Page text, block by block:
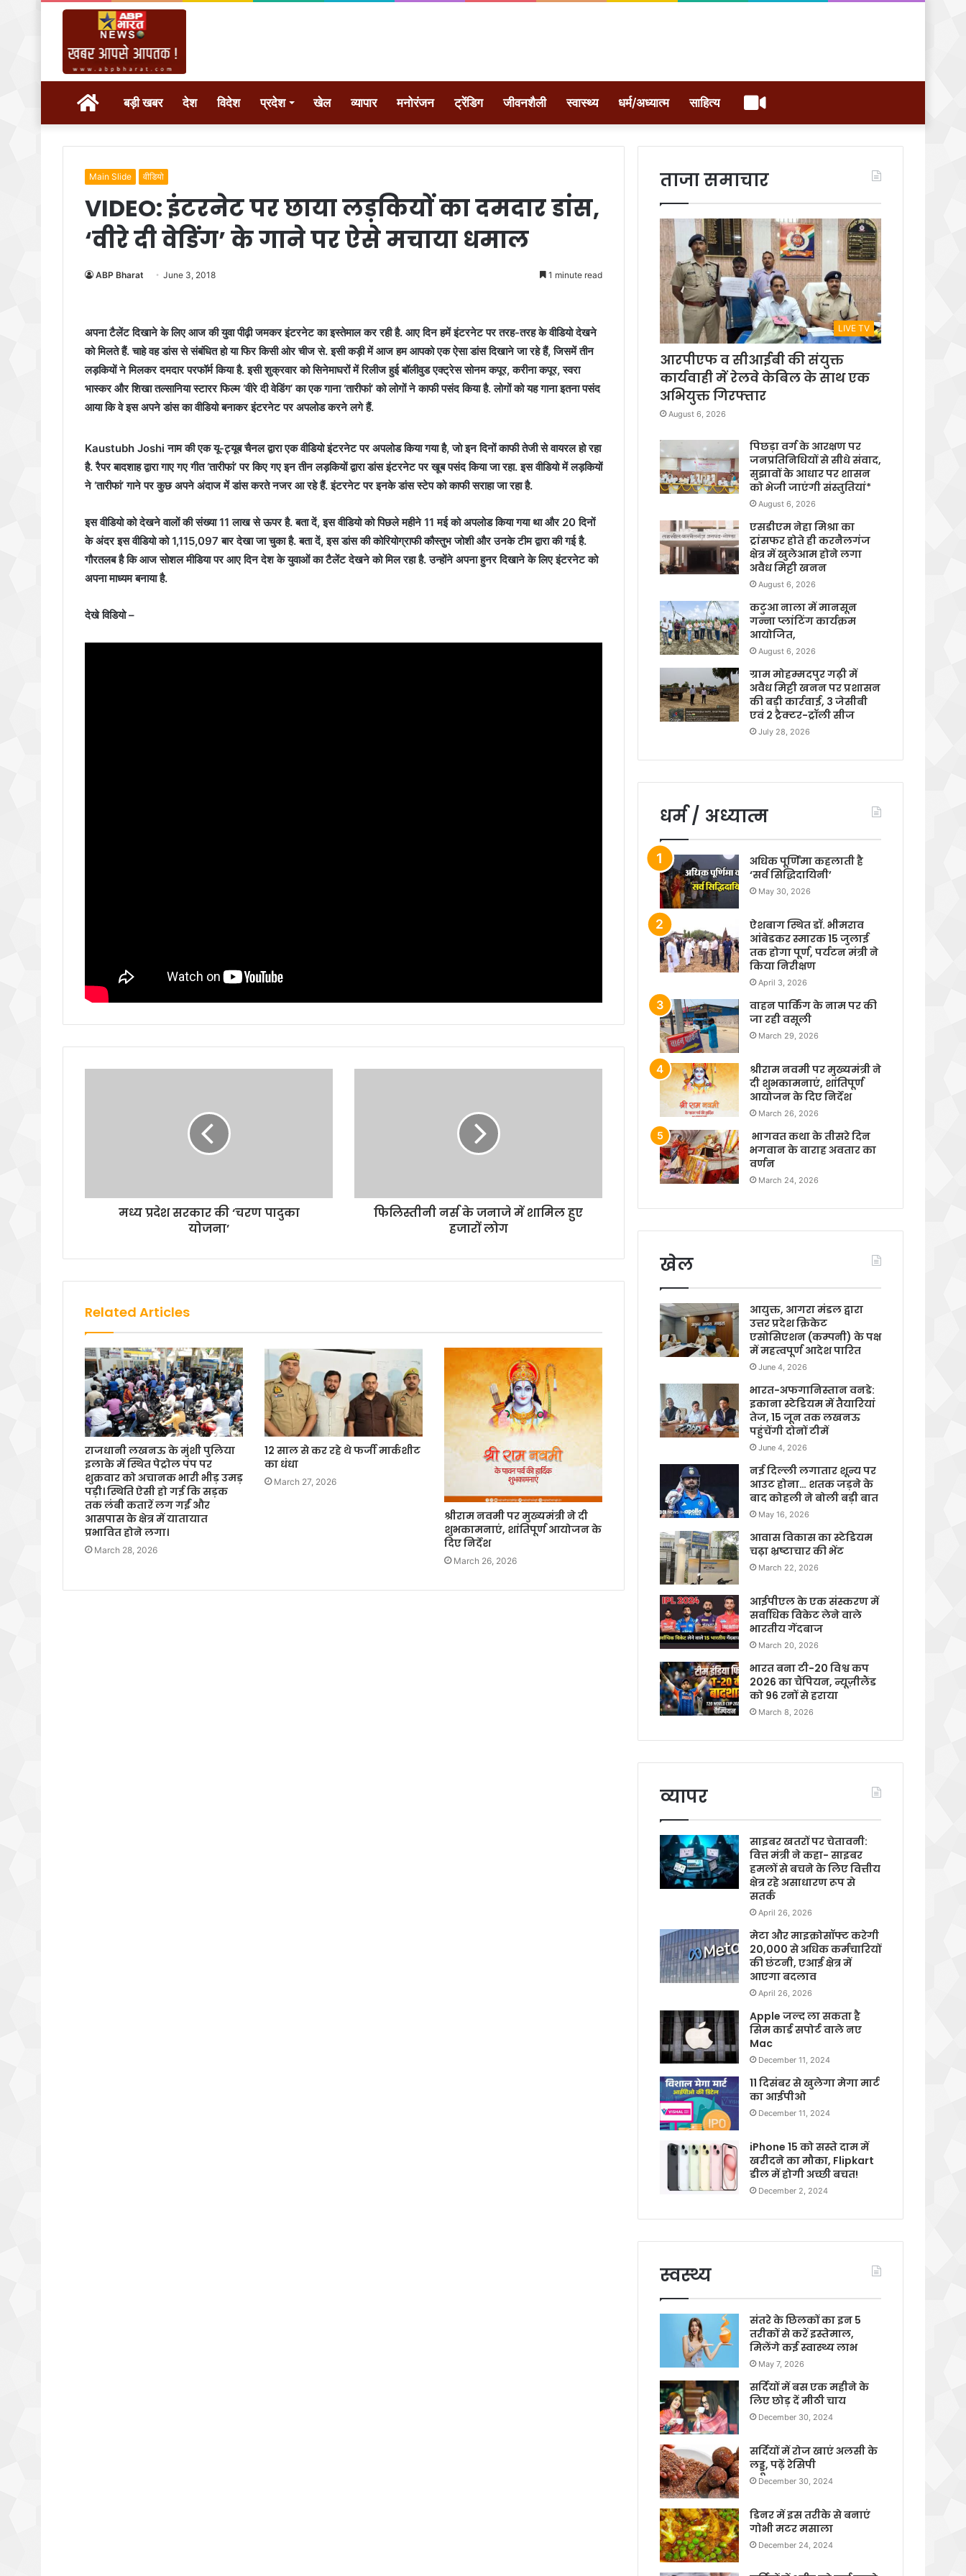
होम बड़ी खबर देश विदेश प्रदेश खेल व्यापार मनोरंजन ट्रेंडिग जीवनशैली स्वास्थ्य धर्म/अध्यात्म साहित्य वीडियो
Main Slide वीडियो
VIDEO: इंटरनेट पर छाया लड़कियों का दमदार डांस,
‘वीरे दी वेडिंग’ के गाने पर ऐसे मचाया धमाल
ABP Bharat June 3, 2018 1 minute read
अपना टैलेंट दिखाने के लिए आज की युवा पीढ़ी जमकर इंटरनेट का इस्तेमाल कर रही है. आए दिन हमें इंटरनेट पर तरह-तरह के वीडियो देखने
को मिलते हैं. चाहे वह डांस से संबंधित हो या फिर किसी ओर चीज से. इसी कड़ी में आज हम आपको एक ऐसा डांस दिखाने जा रहे हैं, जिसमें तीन
लड़कियों ने मिलकर दमदार परफॉर्म किया है. इसी शुक्रवार को सिनेमाघरों में रिलीज हुई बॉलीवुड एक्ट्रेस सोनम कपूर, करीना कपूर, स्वरा
भास्कर और शिखा तल्सानिया स्टारर फिल्म ‘वीरे दी वेडिंग’ का एक गाना ‘तारीफां’ को लोगों ने काफी पसंद किया है. लोगों को यह गाना इतना पसंद
आया कि वे इस अपने डांस का वीडियो बनाकर इंटरनेट पर अपलोड करने लगे हैं.
Kaustubh Joshi नाम की एक यू-ट्यूब चैनल द्वारा एक वीडियो इंटरनेट पर अपलोड किया गया है, जो इन दिनों काफी तेजी से वायरल हो रहा
है. रैपर बादशाह द्वारा गाए गए गीत ‘तारीफां’ पर किए गए इन तीन लड़कियों द्वारा डांस इंटरनेट पर खूब पसंद किया जा रहा. इस वीडियो में लड़कियों
ने ‘तारीफां’ गाने पर कुछ अपने अंदाज में डांस करते नजर आ रहे हैं. इंटरनेट पर इनके डांस स्टेप को काफी सराहा जा रहा है.
इस वीडियो को देखने वालों की संख्या 11 लाख से ऊपर है. बता दें, इस वीडियो को पिछले महीने 11 मई को अपलोड किया गया था और 20 दिनों
के अंदर इस वीडियो को 1,115,097 बार देखा जा चुका है. बता दें, इस डांस की कोरियोग्राफी कौस्तुभ जोशी और उनके टीम द्वारा की गई है.
गौरतलब है कि आज सोशल मीडिया पर आए दिन देश के युवाओं का टैलेंट देखने को मिल रहा है. उन्होंने अपना हुनर दिखाने के लिए इंटरनेट को
अपना माध्यम बनाया है.
देखे विडियो –
मध्य प्रदेश सरकार की ‘चरण पादुका
योजना’
फिलिस्तीनी नर्स के जनाजे में शामिल हुए
हजारों लोग
Related Articles
राजधानी लखनऊ के मुंशी पुलिया
इलाके में स्थित पेट्रोल पंप पर
शुक्रवार को अचानक भारी भीड़ उमड़
पड़ी। स्थिति ऐसी हो गई कि सड़क
तक लंबी कतारें लग गईं और
आसपास के क्षेत्र में यातायात
प्रभावित होने लगा।
March 28, 2026
12 साल से कर रहे थे फर्जी मार्कशीट
का धंधा
March 27, 2026
श्रीराम नवमी पर मुख्यमंत्री ने दी
शुभकामनाएं, शांतिपूर्ण आयोजन के
दिए निर्देश
March 26, 2026
ताजा समाचार
LIVE TV
आरपीएफ व सीआईबी की संयुक्त
कार्यवाही में रेलवे केबिल के साथ एक
अभियुक्त गिरफ्तार
August 6, 2026
पिछड़ा वर्ग के आरक्षण पर
जनप्रतिनिधियों से सीधे संवाद,
सुझावों के आधार पर शासन
को भेजी जाएंगी संस्तुतियां*
August 6, 2026
एसडीएम नेहा मिश्रा का
ट्रांसफर होते ही करनैलगंज
क्षेत्र में खुलेआम होने लगा
अवैध मिट्टी खनन
August 6, 2026
कटुआ नाला में मानसून
गन्ना प्लांटिंग कार्यक्रम
आयोजित,
August 6, 2026
ग्राम मोहम्मदपुर गढ़ी में
अवैध मिट्टी खनन पर प्रशासन
की बड़ी कार्रवाई, 3 जेसीबी
एवं 2 ट्रैक्टर-ट्रॉली सीज
July 28, 2026
धर्म / अध्यात्म
अधिक पूर्णिमा कहलाती है
‘सर्व सिद्धिदायिनी’
May 30, 2026
ऐशबाग स्थित डॉ. भीमराव
आंबेडकर स्मारक 15 जुलाई
तक होगा पूर्ण, पर्यटन मंत्री ने
किया निरीक्षण
April 3, 2026
वाहन पार्किंग के नाम पर की
जा रही वसूली
March 29, 2026
श्रीराम नवमी पर मुख्यमंत्री ने
दी शुभकामनाएं, शांतिपूर्ण
आयोजन के दिए निर्देश
March 26, 2026
भागवत कथा के तीसरे दिन
भगवान के वाराह अवतार का
वर्णन
March 24, 2026
खेल
आयुक्त, आगरा मंडल द्वारा
उत्तर प्रदेश क्रिकेट
एसोसिएशन (कम्पनी) के पक्ष
में महत्वपूर्ण आदेश पारित
June 4, 2026
भारत-अफगानिस्तान वनडे:
इकाना स्टेडियम में तैयारियां
तेज, 15 जून तक लखनऊ
पहुंचेंगी दोनों टीमें
June 4, 2026
नई दिल्ली लगातार शून्य पर
आउट होना… शतक जड़ने के
बाद कोहली ने बोली बड़ी बात
May 16, 2026
आवास विकास का स्टेडियम
चढ़ा भ्रष्टाचार की भेंट
March 22, 2026
आईपीएल के एक संस्करण में
सर्वाधिक विकेट लेने वाले
भारतीय गेंदबाज
March 20, 2026
भारत बना टी-20 विश्व कप
2026 का चैंपियन, न्यूज़ीलैंड
को 96 रनों से हराया
March 8, 2026
व्यापर
साइबर खतरों पर चेतावनी:
वित्त मंत्री ने कहा- साइबर
हमलों से बचने के लिए वित्तीय
क्षेत्र रहे असाधारण रूप से
सतर्क
April 26, 2026
मेटा और माइक्रोसॉफ्ट करेगी
20,000 से अधिक कर्मचारियों
की छंटनी, एआई क्षेत्र में
आएगा बदलाव
April 26, 2026
Apple जल्द ला सकता है
सिम कार्ड सपोर्ट वाले नए
Mac
December 11, 2024
11 दिसंबर से खुलेगा मेगा मार्ट
का आईपीओ
December 11, 2024
iPhone 15 को सस्ते दाम में
खरीदने का मौका, Flipkart
डील में होगी अच्छी बचत!
December 2, 2024
स्वस्थ्य
संतरे के छिलकों का इन 5
तरीकों से करें इस्तेमाल,
मिलेंगे कई स्वास्थ्य लाभ
May 7, 2026
सर्दियों में बस एक महीने के
लिए छोड़ दें मीठी चाय
December 30, 2024
सर्दियों में रोज खाएं अलसी के
लड्डू, पढ़ें रेसिपी
December 30, 2024
डिनर में इस तरीके से बनाएं
गोभी मटर मसाला
December 24, 2024